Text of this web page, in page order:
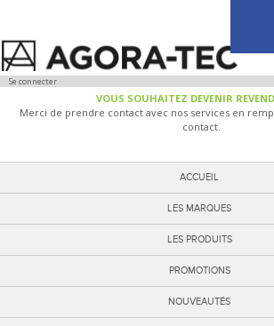
Se connecter
VOUS SOUHAITEZ DEVENIR
Merci de prendre contact avec nos services en
contact.
ACCUEIL
LES MARQUES
LES PRODUITS
PROMOTIONS
NOUVEAUTÉS